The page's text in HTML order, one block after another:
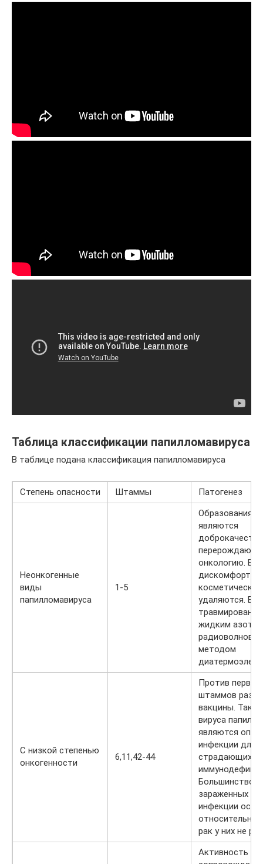
Таблица классификации папилломавируса
В таблице подана классификация папилломавируса
Степень опасности Штаммы Патогенез
Неонкогенные
виды
папилломавируса
1-5
Образования
являются
онкологию.
дискомфорта и
удаляются. В
жидким
методом
С низкой степенью
онкогенности
6,11,42-44
Против первых
штаммов
вакцины.
вируса
являются
инфекции для
страдающих
Большинство
зараженных
инфекции
относительно
рак у них не
Активность